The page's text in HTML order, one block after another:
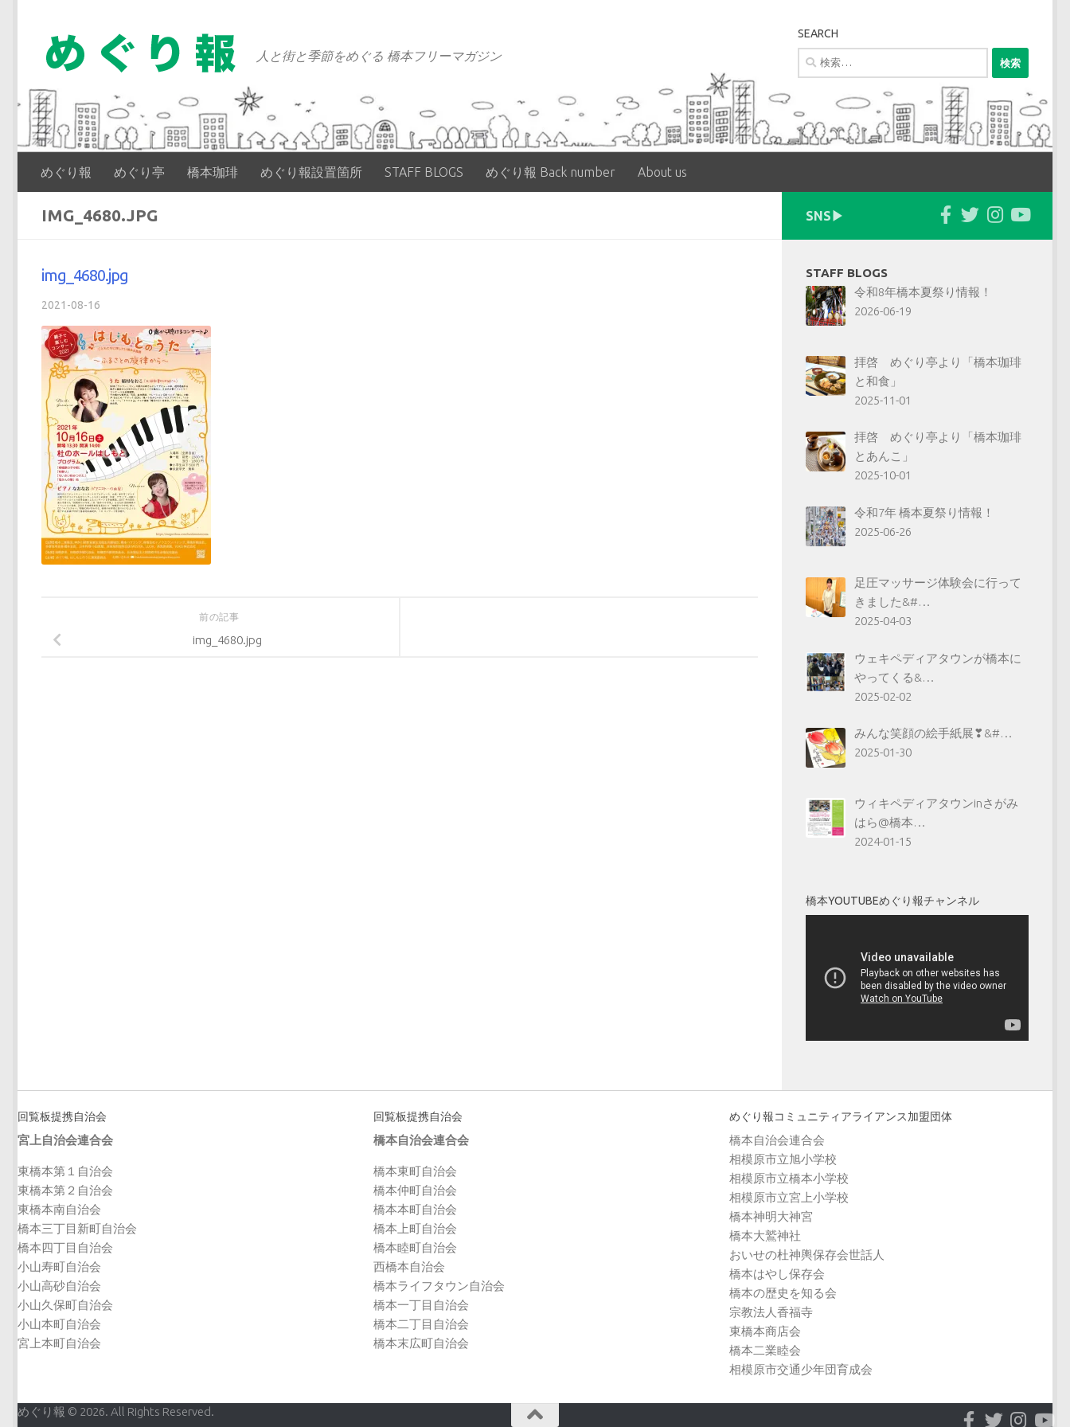
人と街と季節をめぐる 橋本フリーマガジン
SEARCH
検
索:
めぐり報 めぐり亭 橋本珈琲 めぐり報設置箇所 STAFF BLOGS めぐり報 Back number About us
IMG_4680.JPG
img_4680.jpg
2021-08-16
前の記事
img_4680.jpg
SNS▶︎
STAFF BLOGS
令和8年橋本夏祭り情報！
2026-06-19
拝啓 めぐり亭より「橋本珈琲
と和食」
2025-11-01
拝啓 めぐり亭より「橋本珈琲
とあんこ」
2025-10-01
令和7年 橋本夏祭り情報！
2025-06-26
足圧マッサージ体験会に行って
きました&#…
2025-04-03
ウェキペディアタウンが橋本に
やってくる&…
2025-02-02
みんな笑顔の絵手紙展❣&#…
2025-01-30
ウィキペディアタウンinさがみ
はら@橋本…
2024-01-15
橋本YOUTUBEめぐり報チャンネル
回覧板提携自治会
宮上自治会連合会
東橋本第１自治会
東橋本第２自治会
東橋本南自治会
橋本三丁目新町自治会
橋本四丁目自治会
小山寿町自治会
小山高砂自治会
小山久保町自治会
小山本町自治会
宮上本町自治会
回覧板提携自治会
橋本自治会連合会
橋本東町自治会
橋本仲町自治会
橋本本町自治会
橋本上町自治会
橋本睦町自治会
西橋本自治会
橋本ライフタウン自治会
橋本一丁目自治会
橋本二丁目自治会
橋本末広町自治会
めぐり報コミュニティアライアンス加盟団体
橋本自治会連合会
相模原市立旭小学校
相模原市立橋本小学校
相模原市立宮上小学校
橋本神明大神宮
橋本大鷲神社
おいせの杜神輿保存会世話人
橋本はやし保存会
橋本の歴史を知る会
宗教法人香福寺
東橋本商店会
橋本二業睦会
相模原市交通少年団育成会
めぐり報 © 2026. All Rights Reserved.